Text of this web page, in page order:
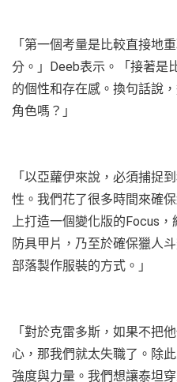
「第一個考量是比較直接地
分。」Deeb表示。「接著是
的個性和存在感。換句話說
角色嗎？」
「以亞蘿伊來說，必須捕捉
性。我們花了很多時間來確
上打造一個變化版的Focus
防具甲片，乃至於確保獵人
部落製作服裝的方式。」
「對於克雷多斯，如果不把
心，那我們就太失職了。除
強度與力量。我們想讓泰坦